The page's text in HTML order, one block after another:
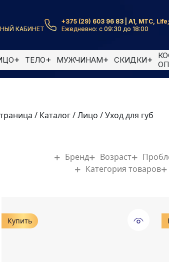
КАБИНЕТ
+375 (29) 603 96 83 | A1, MTC,
Ежедневно: с 09:30 до 18:00
ТЕЛО МУЖЧИНАМ СКИДКИ
/ Каталог/Лицо /Уход для губ
Бренд Возраст
Категория товаров
Купить